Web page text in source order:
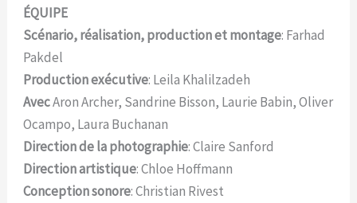
ÉQUIPE
Scénario, réalisation, production et montage: Farhad
Pakdel
Production exécutive: Leila Khalilzadeh
AvecAron Archer, Sandrine Bisson, Laurie Babin, Oliver
Ocampo, Laura Buchanan
Direction de la photographie: Claire Sanford
Direction artistique: Chloe Hoffmann
Conception sonore: Christian Rivest